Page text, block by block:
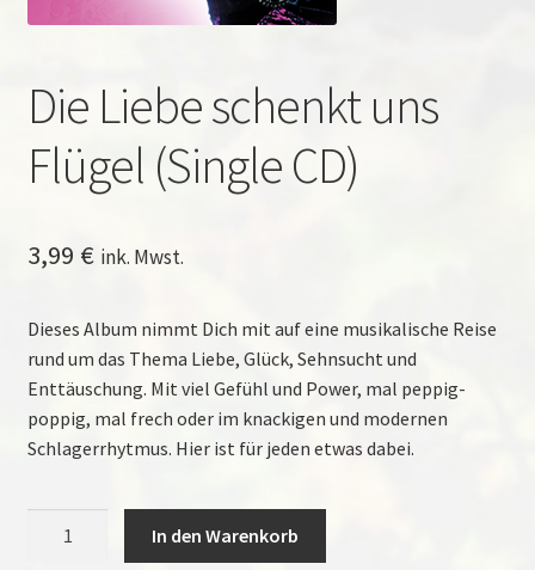
Die Liebe schenkt uns
Flügel (Single CD)
3,99 € ink. Mwst.
Dieses Album nimmt Dich mit auf eine musikalische Reise
rund um das Thema Liebe, Glück, Sehnsucht und
Enttäuschung. Mit viel Gefühl und Power, mal peppig-
poppig, mal frech oder im knackigen und modernen
Schlagerrhytmus. Hier ist für jeden etwas dabei.
In den Warenkorb